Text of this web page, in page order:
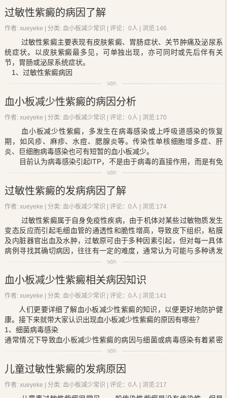
位出血如胸腔、腹腔、关节等处。
4、常常患者会有皮肤、粘膜出血以外，只有10%～20%特发性
减少性紫癜患者有轻度脾肿大，急性暴光发病的患者会有发热表现，
相应症状，患者有颅内出血时现象为头痛、嗜睡、昏迷、抽搐、麻痺
等症状。
5、在临床上根据患者的病程将ITP划分为急性型和慢性型，患者的病
程在6个月以下称为急性型，患者的病程在6个月以上的称为慢性型，
有些急性患者可能转为慢性型。急性患者起病急骤，会有全身性皮
肤、黏膜出血表现，最开始的表现就是肢体皮肤淤斑，病况严重者会
有淤斑可融合成片或形成血疱，同事患者的口腔黏膜会有出血或血
疱、牙龈和鼻腔黏膜出血。
患者发病缓慢或隐袭以及不同程度的皮肤与黏膜出血是最常见的表
现，患者在搔抓皮肤或外伤后的皮肤会出现明显的紫癜和淤斑，同时
患者的黏膜出血程度不一，主要是以口腔黏膜，牙龈，鼻黏膜出血和
女性月经过多为多见。
葡萄球菌，结核杆菌，伤寒杆菌，肺炎球菌和假单胞菌等，以上呼吸
道炎较为多见，也可见于肺炎，扁桃体炎，猩红热，菌痢，尿路感
染，脓疱疮，结核及病灶感染(皮肤，牙齿，口腔，中耳)等，病毒感染
中有风疹，流感，麻疹，水痘，腮腺炎，肝炎等，寄生虫感染也可引
起本病，以蛔虫感染多见，还有钩虫，鞭虫，绦虫，血吸虫，阴道滴
虫，疟原虫感染等。
(2)食物因素 主要是动物性异性蛋白对机体过敏所致，鱼，虾，
蟹，蛤，蛋，鸡和牛奶等均可引起本病。
(3)药物因素 如氯霉素，链霉素，异烟肼，氨基比林，阿司匹林，
磺胺类等药物均有引起本病的报道。
(4)其他因素 昆虫咬伤，植物花粉，寒冷，外伤，更年期，结核菌
过敏性紫癜的病因了解
作者: xueyeke | 分类:血小板减少常识 | 评论：0人 | 浏览:146
过敏性紫癜主要表现有皮肤紫癜、胃肠症状、关节肿痛及泌尿系
统症状。以皮肤紫癜最多见，可单独出现，亦可同时或先后伴有关
节，胃肠或泌尿系统症状。
1、过敏性紫癜病因
病因尚不清楚，可能由于某种致敏原引起的变态反应所致，但直
染，经1～3周潜伏期后发病。
此外，病毒如麻疹，流行性腮腺炎等，寄生虫如蛔虫，钩虫等，
食物如鸡蛋、鱼、虾等，药物如氯霉素，水杨酸盐等，其它如虫咬、
花粉等均可能成为致敏原;使体内发生自身免疫反应，以致毛细血管发
生炎性改变。
2、过敏性紫癜病理
基本病变为毛细血管壁的炎性反应，毛细血管的通透性增加，血
浆及血细胞渗出，引起水肿及出血。
皮肤及胃肠道都可见上述改变，关节腔内多见浆液及白细胞渗
出，但无出血，输尿管、膀胱及尿道粘膜可有出血，并常累及肾脏，
紫癜性肾炎的病理变化轻重不等。轻者为局灶性肾炎，比较多见，重
血小板减少性紫癜的病因分析
作者: xueyeke | 分类:血小板减少常识 | 评论：0人 | 浏览:170
血小板减少性紫癜，多发生在病毒感染或上呼吸道感染的恢复
期，如风疹、麻疹、水痘、腮腺炎等。传染性单核细胞增多症、肝
炎、巨细胞病毒感染也可有短暂的血小板减少。
目前认为病毒感染引起ITP，不是由于病毒的直接作用，而是有免
疫机制参与;因为常在病毒感染后2～3周发病，且患者血清中大多数存
急性型比慢性型抗体量更高，血小板破坏更多。有的病人同时发生
小板减少性紫癜和自身免疫性溶血;新生儿患者均半数母亲患有同样疾
病;这些现象都支持ITP是免疫性疾病。
ITP出血的特点是皮肤、粘膜广泛出血，多为散在性针头大小的皮内
或皮下出血点，形成瘀点或瘀斑;四肢较多，但也可为全身性出血斑或
血肿;有些患者以大量鼻衄(约占20%～30%)或齿龈出血为主诉。常见
呕血或黑便，多为口鼻出血时咽下所致，发生真正胃肠道大出血者并
不多见。球结膜下出血也是常见症状。偶见肉眼血尿。约1%患者发生
颅内出血，成为ITP致死的主要原因。青春期女孩可见月经过多。其它
部位出血如胸腔、腹腔、关节等处，极为少见。
除了皮肤、粘膜出血外，仅10%～20%患者有轻度脾肿大。急性
休克。常伴有局部血肿的相应症状，颅内出血时表现为头痛、嗜睡、
昏迷、抽搐、麻痹等症状。急性暴发型病人除血小板减少外，常伴有
血管壁的损害，故出血较重。
过敏性紫癜的发病病因了解
作者: xueyeke | 分类:血小板减少常识 | 评论：0人 | 浏览:174
过敏性紫癜属于自身免疫性疾病，由于机体对某些过敏物质发生
变态反应而引起毛细血管的通透性和脆性增高，导致皮下组织，粘膜
及内脏器官出血及水肿，过敏原可由于多种因素引起，但对每一具体
病例寻找其确切病因，往往有一定的难度，通常认为可能与多种诱发
因素有关，但直接致病因素常难肯定。
葡萄球菌，结核杆菌，伤寒杆菌，肺炎球菌和假单胞菌等，以上呼吸
道炎较为多见，也可见于肺炎，扁桃体炎，猩红热，菌痢，尿路感
染，脓疱疮，结核及病灶感染(皮肤，牙齿，口腔，中耳)等，病毒感染
中有风疹，流感，麻疹，水痘，腮腺炎，肝炎等，寄生虫感染也可引
起本病，以蛔虫感染多见，还有钩虫，鞭虫，绦虫，血吸虫，阴道滴
虫，疟原虫感染等。
(2)食物因素 主要是动物性异性蛋白对机体过敏所致，鱼，虾，
蟹，蛤，蛋，鸡和牛奶等均可引起本病。
(3)药物因素 如氯霉素，链霉素，异烟肼，氨基比林，阿司匹林，
磺胺类等药物均有引起本病的报道。
(4)其他因素 昆虫咬伤，植物花粉，寒冷，外伤，更年期，结核菌
血小板减少性紫癜相关病因知识
作者: xueyeke | 分类:血小板减少常识 | 评论：0人 | 浏览:141
人们更要详细了解血小板减少性紫癜的知识，以便更好地防护健
康。接下来就带大家认识出现血小板减少性紫癜的原因有哪些？
1、细菌病毒感染
通常情况下导致血小板减少性紫癜的病因与细菌或病毒感染有着紧密
的联系，其中就有约80%的急性
血小板减少性紫癜患者在发病前2周左
加重;而且因为病毒感染后发生的血小板减少性紫癜
血中会发现抗病毒抗体或免疫复合物IC，并证实抗体滴度及IC水平与
血小板计数及寿命呈负相关;提醒人们要通过科学的方法去做好防范措
儿童过敏性紫癜的发病原因
作者: xueyeke | 分类:血小板减少常识 | 评论：0人 | 浏览:217